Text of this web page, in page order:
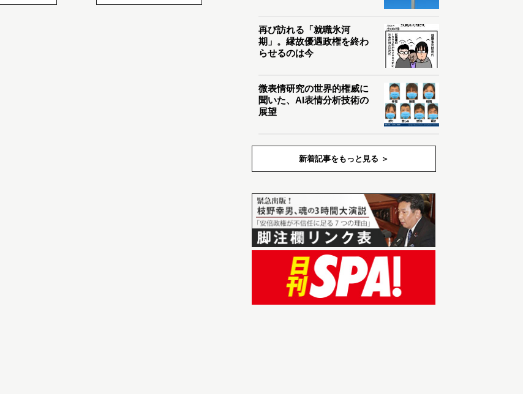
再び訪れる「就職氷河
期」。縁故優遇政権を終わ
らせるのは今
微表情研究の世界的権威に
聞いた、AI表情分析技術の
展望
新着記事をもっと見る